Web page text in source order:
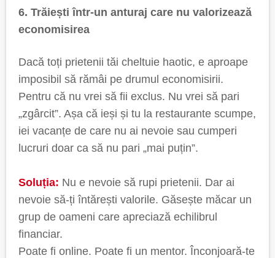
6. Trăiești într-un anturaj care nu valorizează
economisirea
Dacă toți prietenii tăi cheltuie haotic, e aproape
imposibil să rămâi pe drumul economisirii.
Pentru că nu vrei să fii exclus. Nu vrei să pari
„zgârcit”. Așa că ieși și tu la restaurante scumpe,
iei vacanțe de care nu ai nevoie sau cumperi
lucruri doar ca să nu pari „mai puțin”.
Soluția: Nu e nevoie să rupi prietenii. Dar ai
nevoie să-ți întărești valorile. Găsește măcar un
grup de oameni care apreciază echilibrul
financiar.
Poate fi online. Poate fi un mentor. Înconjoară-te